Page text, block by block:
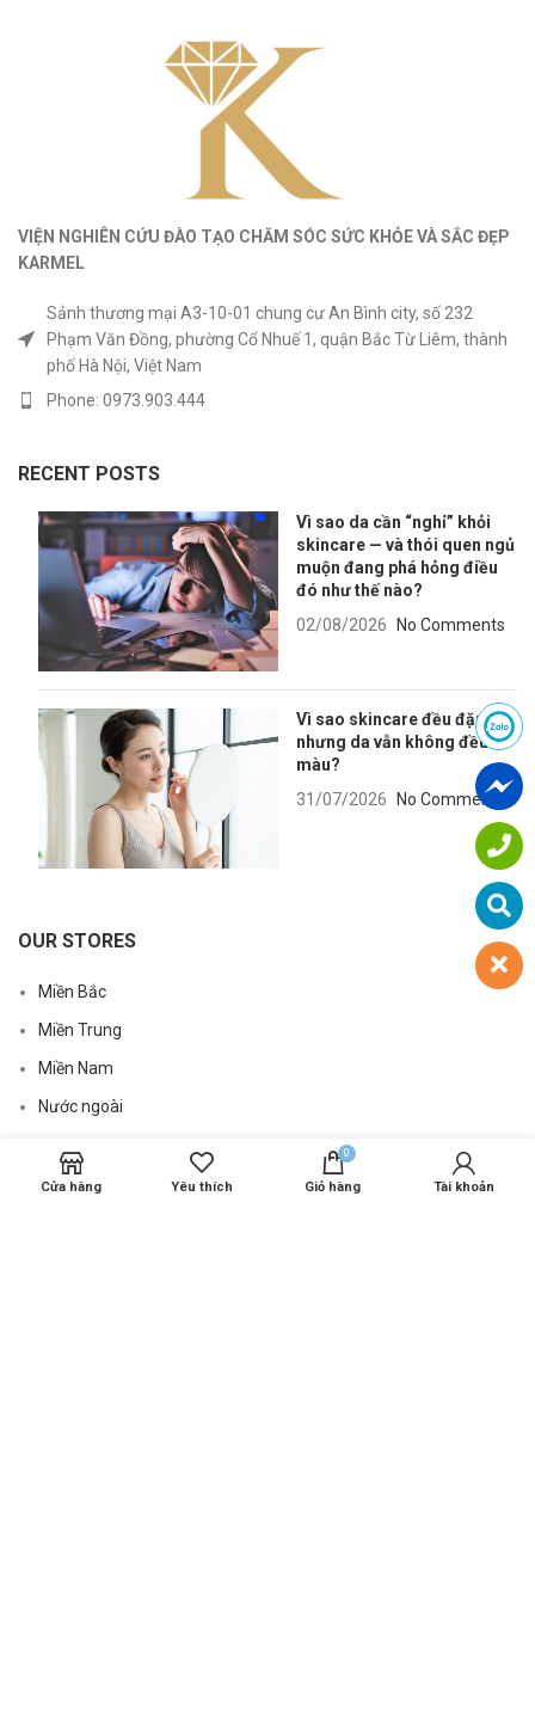
VIỆN NGHIÊN CỨU ĐÀO TẠO CHĂM SÓC SỨC KHỎEVÀSẮC ĐẸP
KARMEL
Sảnh thương mại A3-10-01 chung cư An Bình city, số 232
Phạm Văn Đồng, phường Cổ Nhuế 1, quận Bắc Từ Liêm, thành
phố Hà Nội, Việt Nam
Phone: 0973.903.444
RECENT POSTS
Vì sao da cần “nghỉ” khỏi
skincare — và thói quen ngủ
muộn đang phá hỏng điều
đó như thế nào?
02/08/2026
No Comments
Vì sao skincare đều đặn
nhưng da vẫn không đều
màu?
31/07/2026
No Comments
OUR STORES
Miền Bắc
Miền Trung
Miền Nam
Nước ngoài
USEFUL LINKS
Cửa hàng Yêu thích
0
Giỏ hàng Tài khoản